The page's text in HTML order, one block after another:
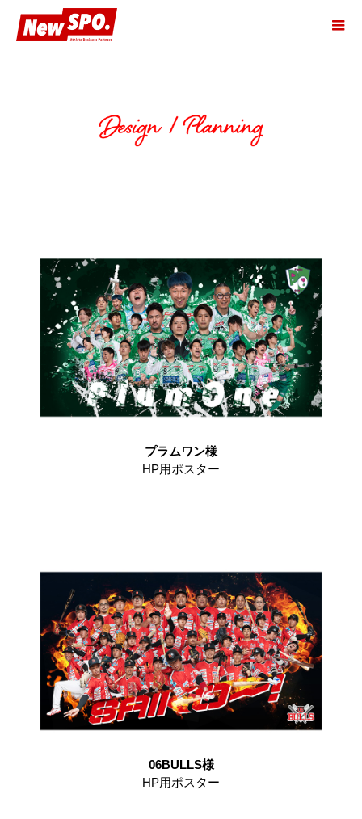
プラムワン様
HP用ポスター
06BULLS様
HP用ポスター